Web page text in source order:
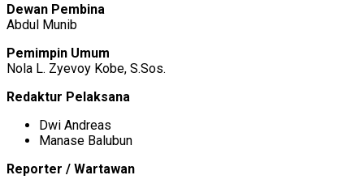
Dewan Pembina
Abdul Munib
Pemimpin Umum
Nola L. Zyevoy Kobe, S.Sos.
Redaktur Pelaksana
Dwi Andreas
Manase Balubun
Reporter / Wartawan